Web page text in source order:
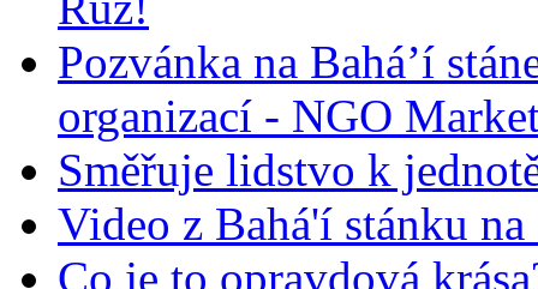
Pozvánka na Bahá’í
organizací - NGO
Směřuje lidstvo k
Video z Bahá'í stánku
Co je to opravdová